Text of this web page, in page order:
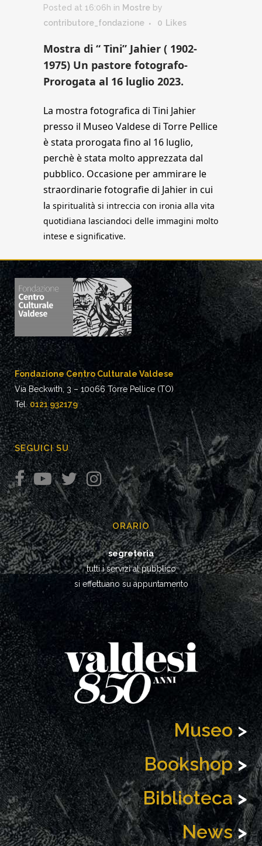
Posted at 16:06h in Mostre by
contributore_fondazione
0 Likes
Mostra di “ Tini” Jahier ( 1902-
1975) Un pastore fotografo-
Prorogata al 16 luglio 2023.
La mostra fotografica di Tini Jahier
presso il Museo Valdese di Torre Pellice
è stata prorogata fino al 16 luglio,
perchè è stata molto apprezzata dal
pubblico. Occasione per ammirare le
straordinarie fotografie di Jahier in cui
la spiritualità si intreccia con ironia alla vita
quotidiana lasciandoci delle immagini molto
intese e significative.
Fondazione Centro Culturale Valdese
Via Beckwith, 3 – 10066 Torre Pellice (TO)
Tel.0121 932179
SEGUICI SU
ORARIO
segreteria
tutti i servizi al pubblico
si effettuano su appuntamento
Museo >
Bookshop >
Biblioteca >
News >